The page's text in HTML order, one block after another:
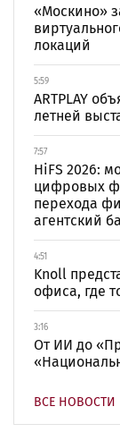
«Москино»
локаций
5:59
ARTPLAY
летней
7:57
HiFS 2026:
цифровых
перехода
агентский
4:51
Knoll
офиса, где
3:16
От ИИ до
ВСЕ НОВОСТИ